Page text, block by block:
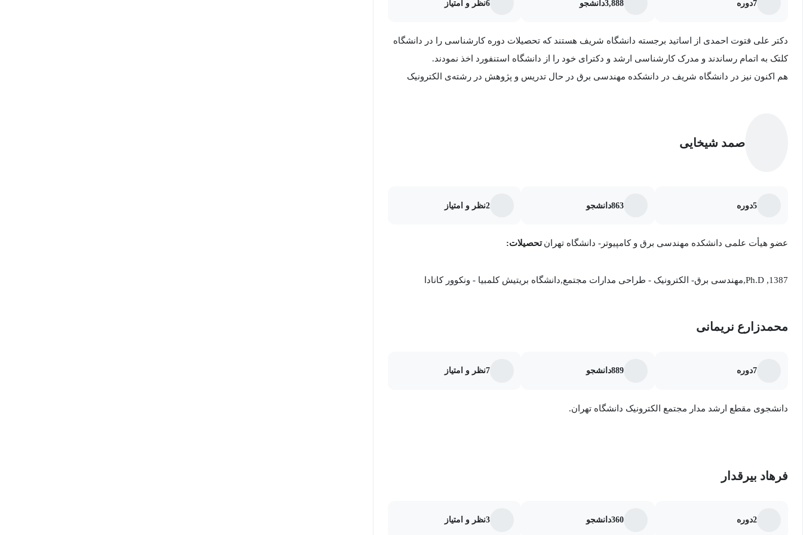
7دوره 3,888دانشجو 6نظر و امتیاز
دکتر علی فتوت احمدی از اساتید برجسته دانشگاه شریف هستند که تحصیلات دوره کارشناسی را در دانشگاه
کلتک به اتمام رساندند و مدرک کارشناسی ارشد و دکترای خود را از دانشگاه استنفورد اخذ نمودند.
هم اکنون نیز در دانشگاه شریف در دانشکده مهندسی برق در حال تدریس و پژوهش در رشته‌ی الکترونیک
صمد شیخایی
5دوره 863دانشجو 2نظر و امتیاز
عضو هیأت علمی دانشکده مهندسی برق و کامپیوتر- دانشگاه تهران تحصیلات:
Ph.D ,1387,مهندسی برق- الکترونیک - طراحی مدارات مجتمع,دانشگاه بریتیش کلمبیا - ونکوور کانادا
محمدزارع نریمانی
7دوره 889دانشجو 7نظر و امتیاز
دانشجوی مقطع ارشد مدار مجتمع الکترونیک دانشگاه تهران.
فرهاد بیرقدار
2دوره 360دانشجو 3نظر و امتیاز